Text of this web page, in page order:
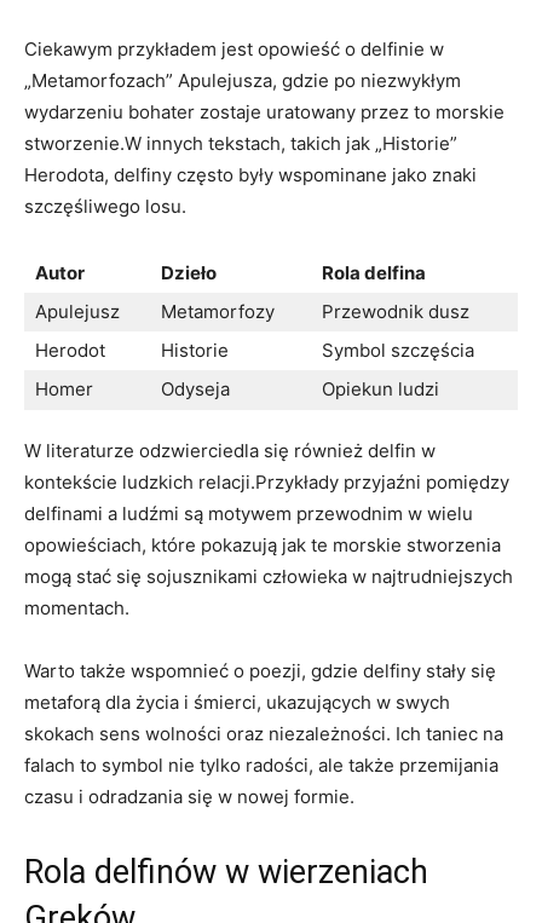
Ciekawym przykładem jest opowieść o delfinie w
„Metamorfozach” Apulejusza, gdzie po niezwykłym
wydarzeniu bohater zostaje uratowany przez to morskie
stworzenie.W innych tekstach, takich jak „Historie”
Herodota, delfiny często były wspominane jako znaki
szczęśliwego losu.
Autor Dzieło
Rola delfina
Apulejusz
Metamorfozy
Przewodnik dusz
Herodot
Historie
Symbol szczęścia
Homer
Odyseja Opiekun ludzi
W literaturze odzwierciedla się również delfin w
kontekście ludzkich relacji.Przykłady przyjaźni pomiędzy
delfinami a ludźmi są motywem przewodnim w wielu
opowieściach, które pokazują jak te morskie stworzenia
mogą stać się sojusznikami człowieka w najtrudniejszych
momentach.
Warto także wspomnieć o poezji, gdzie delfiny stały się
metaforą dla życia i śmierci, ukazujących w swych
skokach sens wolności oraz niezależności. Ich taniec na
falach to symbol nie tylko radości, ale także przemijania
czasu i odradzania się w nowej formie.
Rola delfinów w wierzeniach